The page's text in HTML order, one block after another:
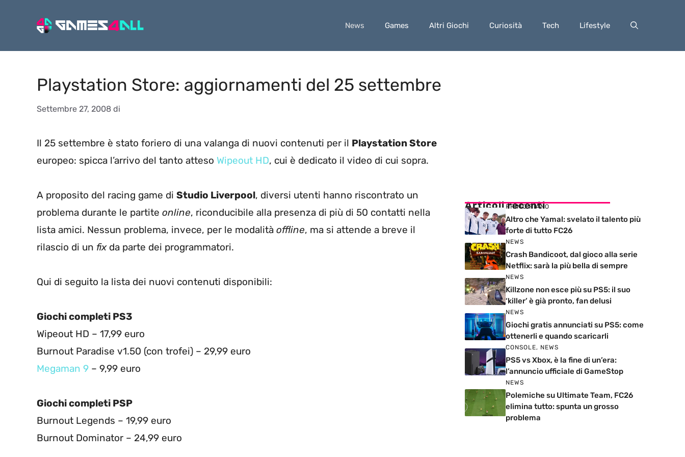
News Games Altri Giochi Curiosità Tech Lifestyle
Playstation Store: aggiornamenti del 25 settembre
Settembre 27, 2008 di
Il 25 settembre è stato foriero di una valanga di nuovi contenuti per il Playstation Store
europeo: spicca l’arrivo del tanto atteso Wipeout HD, cui è dedicato il video di cui sopra.
A proposito del racing game di Studio Liverpool, diversi utenti hanno riscontrato un
problema durante le partite online, riconducibile alla presenza di più di 50 contatti nella
lista amici. Nessun problema, invece, per le modalità offline, ma si attende a breve il
rilascio di un fixda parte dei programmatori.
Qui di seguito la lista dei nuovi contenuti disponibili:
Giochi completi PS3
Wipeout HD – 17,99 euro
Burnout Paradise v1.50 (con trofei) – 29,99 euro
Megaman 9 – 9,99 euro
Giochi completi PSP
Burnout Legends – 19,99 euro
Burnout Dominator – 24,99 euro
Articoli recenti
PRIMO PIANO
Altro che Yamal: svelato il talento più
forte di tutto FC26
NEWS
Crash Bandicoot, dal gioco alla serie
Netflix: sarà la più bella di sempre
NEWS
Killzone non esce più su PS5: il suo
‘killer’ è già pronto, fan delusi
NEWS
Giochi gratis annunciati su PS5: come
ottenerli e quando scaricarli
CONSOLE, NEWS
PS5 vs Xbox, è la fine di un’era:
l’annuncio ufficiale di GameStop
NEWS
Polemiche su Ultimate Team, FC26
elimina tutto: spunta un grosso
problema